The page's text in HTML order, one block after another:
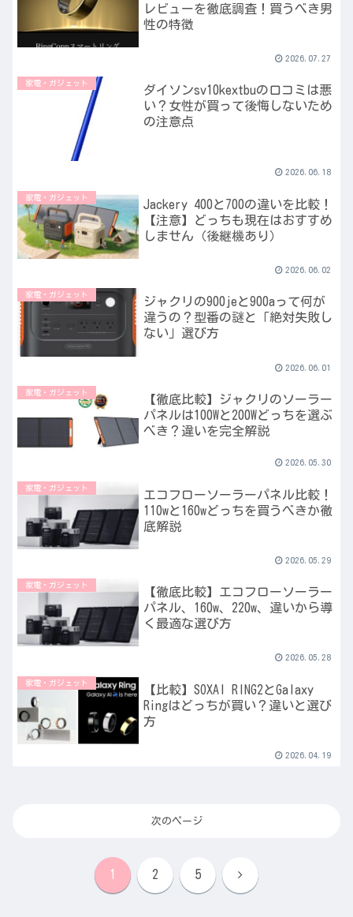
レビューを徹底調査！買うべき男
性の特徴
2026.07.27
家電・ガジェット
ダイソンsv10kextbuの口コミは悪
い？女性が買って後悔しないため
の注意点
2026.06.18
家電・ガジェット
Jackery 400と700の違いを比較！
【注意】どっちも現在はおすすめ
しません（後継機あり）
2026.06.02
家電・ガジェット
ジャクリの900jeと900aって何が
違うの？型番の謎と「絶対失敗し
ない」選び方
2026.06.01
家電・ガジェット
【徹底比較】ジャクリのソーラー
パネルは100Wと200Wどっちを選ぶ
べき？違いを完全解説
2026.05.30
家電・ガジェット
エコフローソーラーパネル比較！
110wと160wどっちを買うべきか徹
底解説
2026.05.29
家電・ガジェット
【徹底比較】エコフローソーラー
パネル、160w、220w、違いから導
く最適な選び方
2026.05.28
家電・ガジェット
【比較】SOXAI RING2とGalaxy
Ringはどっちが買い？違いと選び
方
2026.04.19
次のページ
1 2 5 次